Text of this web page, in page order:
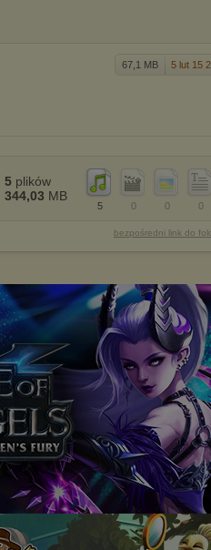
67,1 MB 5 lut 15
0
0
0
5
5 plików
344,03 MB
bezpośredni link do